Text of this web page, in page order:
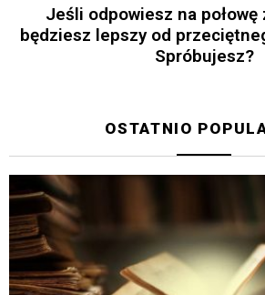
Jeśli odpowiesz na połowę
będziesz lepszy od
Spróbujesz?
OSTATNIO